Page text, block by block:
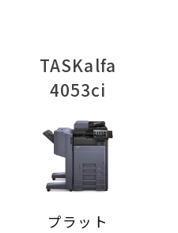
TASKalfa
4053ci
プラット